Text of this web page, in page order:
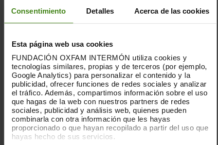
Consentimiento Detalles Acerca de las cookies
Esta página web usa cookies
FUNDACIÓN OXFAM INTERMÓN utiliza cookies y
tecnologías similares, propias y de terceros (por ejemplo,
Google Analytics) para personalizar el contenido y la
publicidad, ofrecer funciones de redes sociales y analizar
el tráfico. Además, compartimos información sobre el uso
que hagas de la web con nuestros partners de redes
sociales, publicidad y análisis web, quienes pueden
combinarla con otra información que les hayas
proporcionado o que hayan recopilado a partir del uso que
hayas hecho de sus servicios.
global y el cambio climático como una de las
principales causas de los movimientos migratorios
Mariposas negras no solo denuncia el desamparo
que vive todavía hoy el desplazado climático que
sigue sin estar reconocido por la Convención de
Ginebra, sino que pone rostro y voz a las víctimas de
las catástrofes climáticas, tan tristemente de
actualidad. Y lo hace através de una exquisita
animación en 2D que nos hace viajar por el Caribe, la
India y las zonas desérticas del cuerno de África,
hasta los grandes centros urbanos de París, Dubai y
Nairobi.